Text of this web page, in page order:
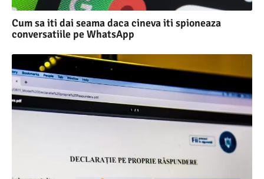
Cum sa iti dai seama daca cineva iti spioneaza
conversatiile pe WhatsApp